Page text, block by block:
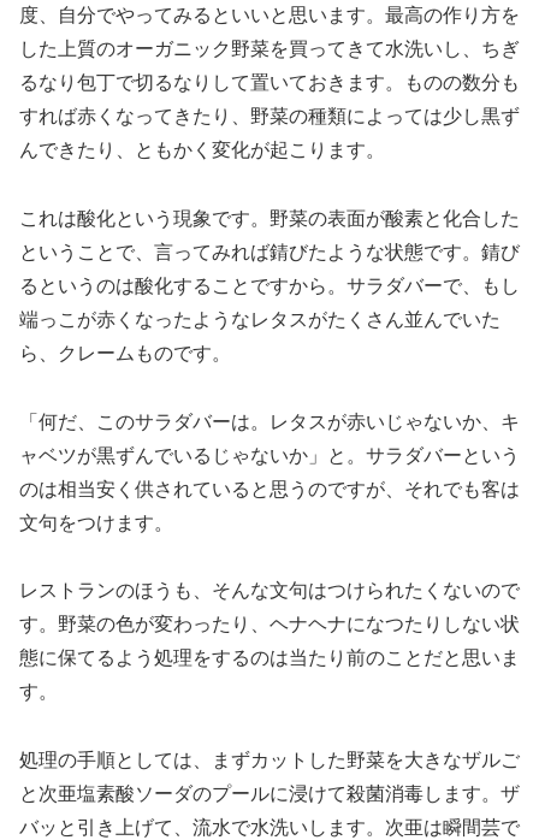
度、自分でやってみるといいと思います。最高の作り方を
した上質のオーガニック野菜を買ってきて水洗いし、ちぎ
るなり包丁で切るなりして置いておきます。ものの数分も
すれば赤くなってきたり、野菜の種類によっては少し黒ず
んできたり、ともかく変化が起こります。
これは酸化という現象です。野菜の表面が酸素と化合した
ということで、言ってみれば錆びたような状態です。錆び
るというのは酸化することですから。サラダバーで、もし
端っこが赤くなったようなレタスがたくさん並んでいた
ら、クレームものです。
「何だ、このサラダバーは。レタスが赤いじゃないか、キ
ャベツが黒ずんでいるじゃないか」と。サラダバーという
のは相当安く供されていると思うのですが、それでも客は
文句をつけます。
レストランのほうも、そんな文句はつけられたくないので
す。野菜の色が変わったり、ヘナヘナになつたりしない状
態に保てるよう処理をするのは当たり前のことだと思いま
す。
処理の手順としては、まずカットした野菜を大きなザルご
と次亜塩素酸ソーダのプールに浸けて殺菌消毒します。ザ
バッと引き上げて、流水で水洗いします。次亜は瞬間芸で